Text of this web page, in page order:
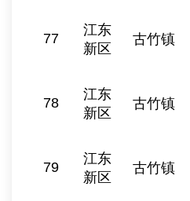
77
江东
新区
古竹镇
78
江东
新区
古竹镇
79
江东
新区
古竹镇